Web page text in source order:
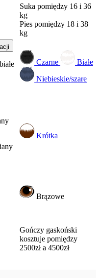
Suka pomiędzy 16 i 36
kg
Pies pomiędzy 18 i 38
kg
Czarne
Białe
Niebieskie/szare
Krótka
Brązowe
Gończy gaskoński
kosztuje pomiędzy
2500zł a 4500zł